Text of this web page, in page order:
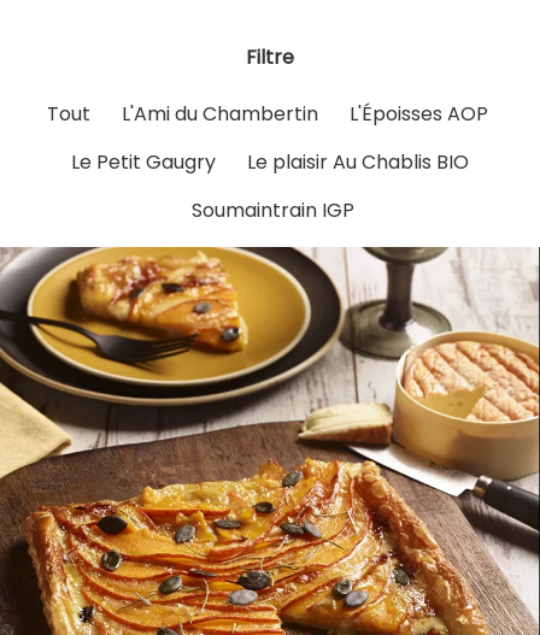
Filtre
Tout L'Ami du Chambertin
L'Époisses AOP
Le Petit Gaugry
Le plaisir Au Chablis BIO
Soumaintrain IGP